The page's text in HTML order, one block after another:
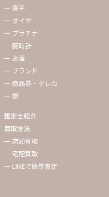
ー 喜平
ー ダイヤ
ー プラチナ
ー 腕時計
ー お酒
ー ブランド
ー 商品券・テレカ
ー 銀
鑑定士紹介
買取方法
ー 店頭買取
ー 宅配買取
ー LINEで簡単査定